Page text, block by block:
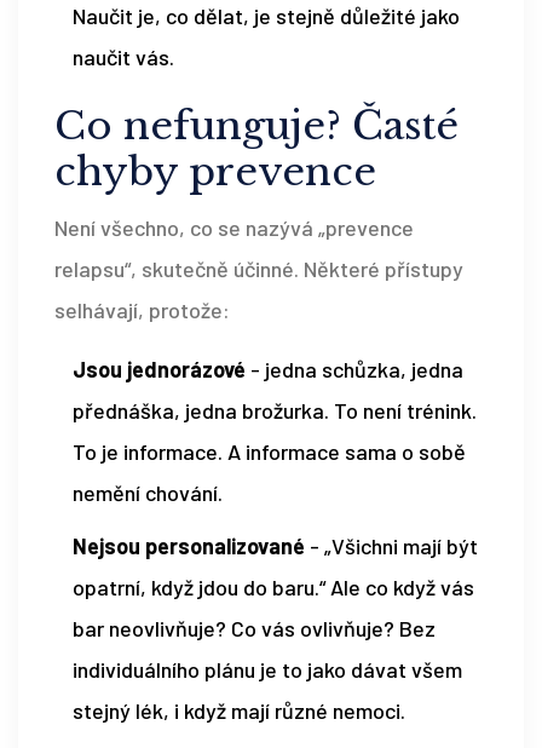
Naučit je, co dělat, je stejně důležité jako
naučit vás.
Co nefunguje? Časté
chyby prevence
Není všechno, co se nazývá „prevence
relapsu“, skutečně účinné. Některé přístupy
selhávají, protože:
Jsou jednorázové - jedna schůzka, jedna
přednáška, jedna brožurka. To není trénink.
To je informace. A informace sama o sobě
nemění chování.
Nejsou personalizované - „Všichni mají být
opatrní, když jdou do baru.“ Ale co když vás
bar neovlivňuje? Co vás ovlivňuje? Bez
individuálního plánu je to jako dávat všem
stejný lék, i když mají různé nemoci.